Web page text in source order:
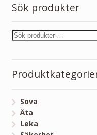
Sök produkter
Sova
Äta
Leka